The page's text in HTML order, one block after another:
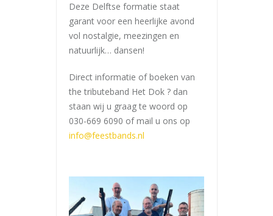
Deze Delftse formatie staat
garant voor een heerlijke avond
vol nostalgie, meezingen en
natuurlijk… dansen!
Direct informatie of boeken van
the tributeband Het Dok ? dan
staan wij u graag te woord op
030-669 6090 of mail u ons op
info@feestbands.nl